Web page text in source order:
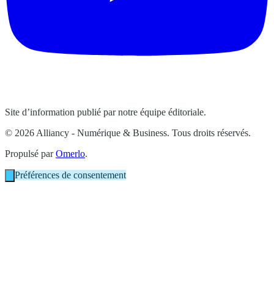
Site d’information publié par notre équipe éditoriale.
© 2026 Alliancy - Numérique & Business. Tous droits réservés.
Propulsé parOmerlo.
Préférences de consentement